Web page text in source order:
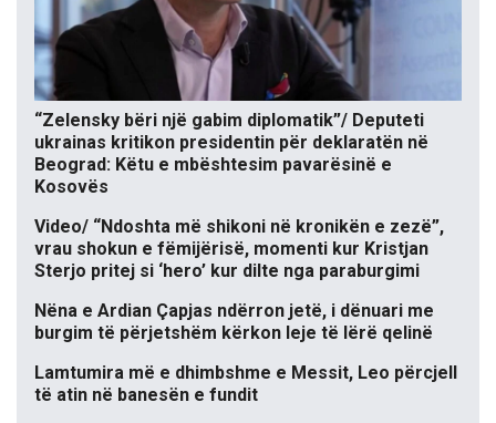
“Zelensky bëri një gabim diplomatik”/ Deputeti
ukrainas kritikon presidentin për deklaratën në
Beograd: Këtu e mbështesim pavarësinë e
Kosovës
Video/ “Ndoshta më shikoni në kronikën e zezë”,
vrau shokun e fëmijërisë, momenti kur Kristjan
Sterjo pritej si ‘hero’ kur dilte nga paraburgimi
Nëna e Ardian Çapjas ndërron jetë, i dënuari me
burgim të përjetshëm kërkon leje të lërë qelinë
Lamtumira më e dhimbshme e Messit, Leo përcjell
të atin në banesën e fundit